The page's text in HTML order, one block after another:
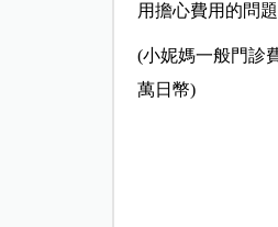
用擔心費用的問題
(小妮媽一般門診
萬日幣)